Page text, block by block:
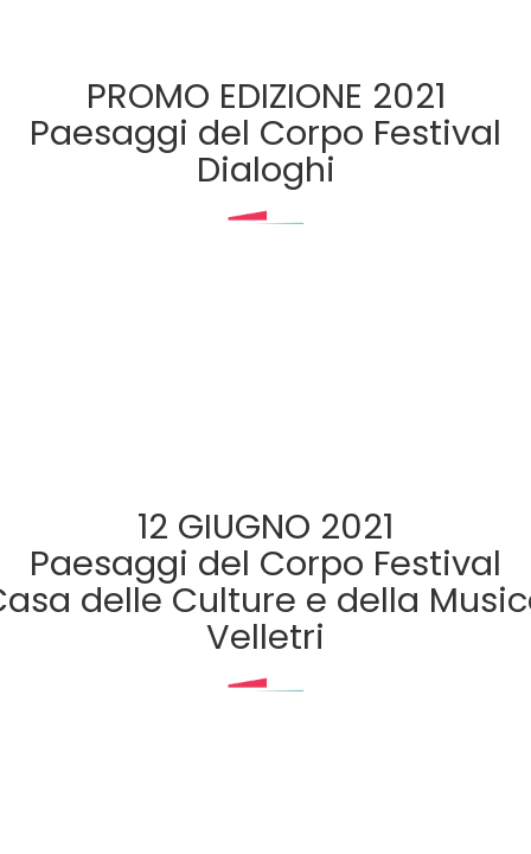
PROMO EDIZIONE 2021
Paesaggi del Corpo Festival
Dialoghi
12 GIUGNO 2021
Paesaggi del Corpo Festival
delle Culture e della
Velletri